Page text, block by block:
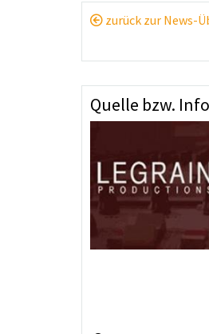
zurück zur News-
Quelle bzw.